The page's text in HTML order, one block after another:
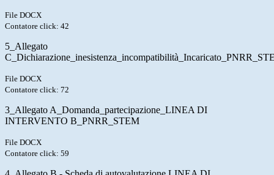
File DOCX
Contatore click: 42
5_Allegato
File DOCX
Contatore click: 72
3_Allegato A_Domanda_partecipazione_LINEA DI
INTERVENTO B_PNRR_STEM
File DOCX
Contatore click: 59